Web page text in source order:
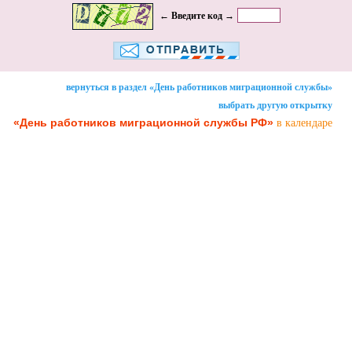
← Введите код →
вернуться в раздел «День работников миграционной службы»
выбрать другую открытку
«День работников миграционной службы РФ» в календаре